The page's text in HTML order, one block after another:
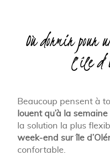
Où dormir pour
l’île
Beaucoup pensent à
louent qu’à la
la solution la plus
week-end sur île
confortable.